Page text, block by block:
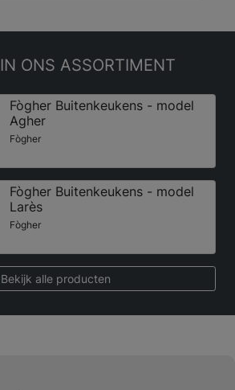
IN ONS ASSORTIMENT
Fògher Buitenkeukens - model
Agher
Fògher
Fògher Buitenkeukens - model
Larès
Fògher
Bekijk alle producten